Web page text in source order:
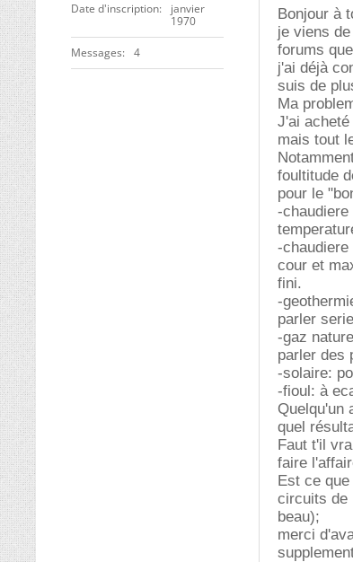
Date d'inscription
janvier
1970
Messages 4
Bonjour à
je viens
forums
j'ai déjà
suis de
Ma
J'ai
mais tout
foultitude
pour le
-
-
cour et
fini.
-
parler
-gaz
parler des
-solaire:
-fioul: à
Quelqu'un
quel
Faut t'il
faire
Est ce
circuits de
beau);
merci